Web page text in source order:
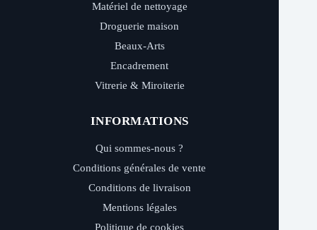
Matériel de nettoyage
Droguerie maison
Beaux-Arts
Encadrement
Vitrerie & Miroiterie
INFORMATIONS
Qui sommes-nous ?
Conditions générales de vente
Conditions de livraison
Mentions légales
Politique de cookies